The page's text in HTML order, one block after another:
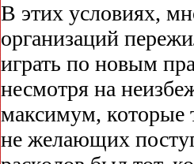
В этих условиях,
организаций
играть по новым
несмотря на
максимум, которые
не желающих